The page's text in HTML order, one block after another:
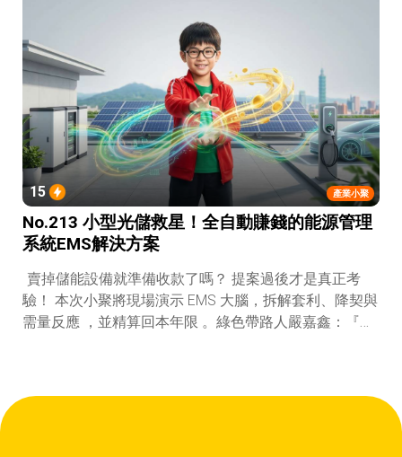
產業小聚
15
No.213 小型光儲救星！全自動賺錢的能源管理
系統EMS解決方案
賣掉儲能設備就準備收款了嗎？ 提案過後才是真正考
驗！ 本次小聚將現場演示 EMS 大腦，拆解套利、降契與
需量反應 ，並精算回本年限 。綠色帶路人嚴嘉鑫：『會